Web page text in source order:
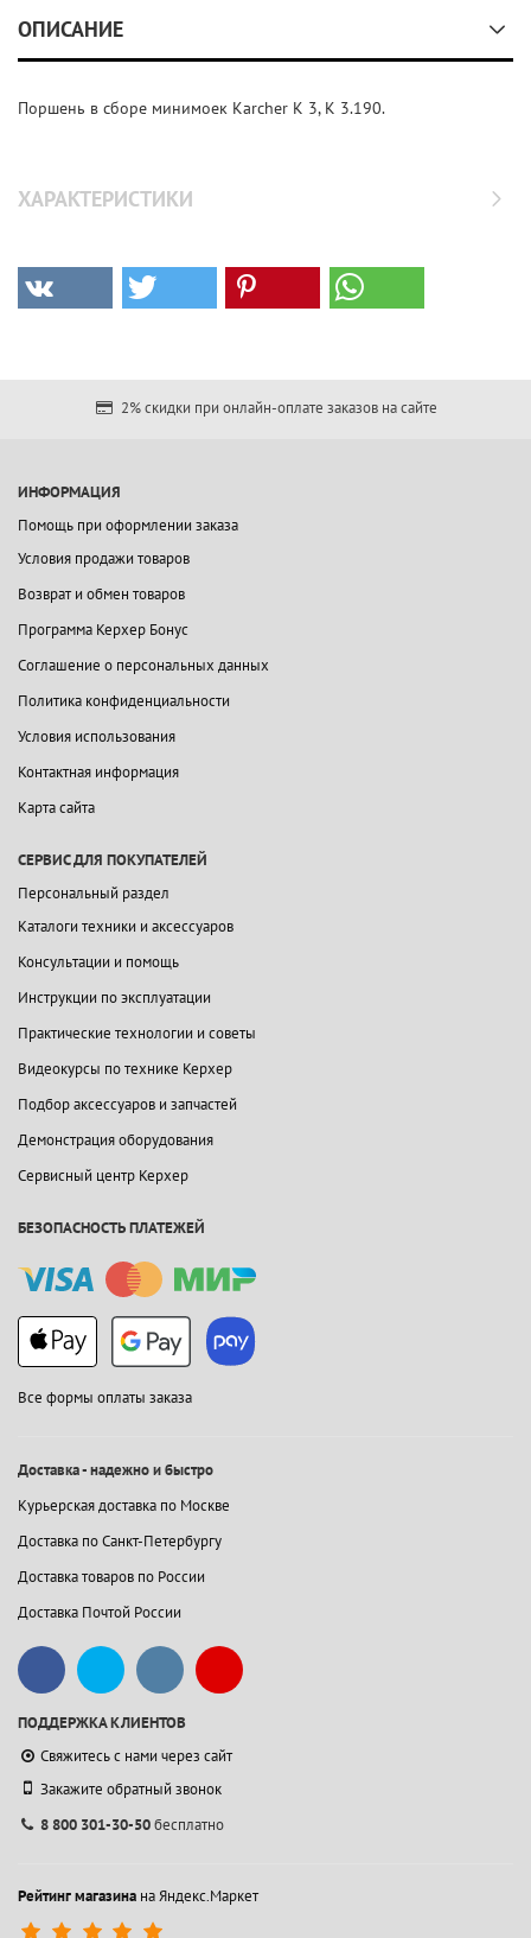
ОПИСАНИЕ
Поршень в сборе минимоек Karcher K 3, K 3.190.
ХАРАКТЕРИСТИКИ
2% скидки при онлайн-оплате заказов на сайте
ИНФОРМАЦИЯ
Помощь при оформлении заказа
Условия продажи товаров
Возврат и обмен товаров
Программа Керхер Бонус
Соглашение о персональных данных
Политика конфиденциальности
Условия использования
Контактная информация
Карта сайта
СЕРВИС ДЛЯ ПОКУПАТЕЛЕЙ
Персональный раздел
Каталоги техники и аксессуаров
Консультации и помощь
Инструкции по эксплуатации
Практические технологии и советы
Видеокурсы по технике Керхер
Подбор аксессуаров и запчастей
Демонстрация оборудования
Сервисный центр Керхер
БЕЗОПАСНОСТЬ ПЛАТЕЖЕЙ
Все формы оплаты заказа
Доставка - надежно и быстро
Курьерская доставка по Москве
Доставка по Санкт-Петербургу
Доставка товаров по России
Доставка Почтой России
ПОДДЕРЖКА КЛИЕНТОВ
Свяжитесь с нами через сайт
Закажите обратный звонок
8 800 301-30-50бесплатно
Рейтинг магазина на Яндекс.Маркет